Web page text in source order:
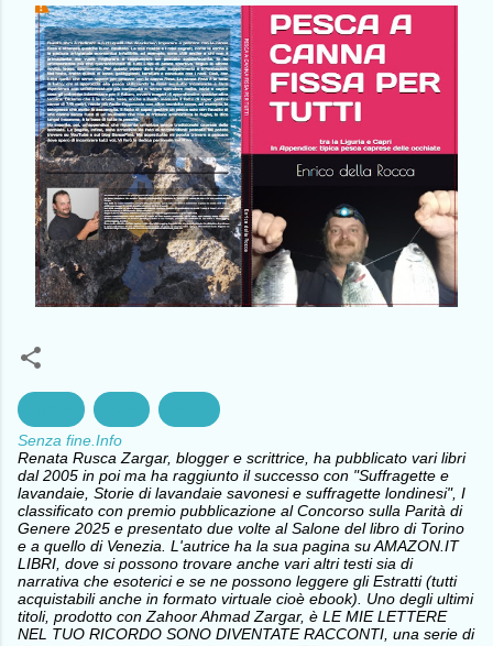
Senza fine.Info
Renata Rusca Zargar, blogger e scrittrice, ha pubblicato vari libri
dal 2005 in poi ma ha raggiunto il successo con "Suffragette e
lavandaie, Storie di lavandaie savonesi e suffragette londinesi", I
classificato con premio pubblicazione al Concorso sulla Parità di
Genere 2025 e presentato due volte al Salone del libro di Torino
e a quello di Venezia. L'autrice ha la sua pagina su AMAZON.IT
LIBRI, dove si possono trovare anche vari altri testi sia di
narrativa che esoterici e se ne possono leggere gli Estratti (tutti
acquistabili anche in formato virtuale cioè ebook). Uno degli ultimi
titoli, prodotto con Zahoor Ahmad Zargar, è LE MIE LETTERE
NEL TUO RICORDO SONO DIVENTATE RACCONTI, una serie di